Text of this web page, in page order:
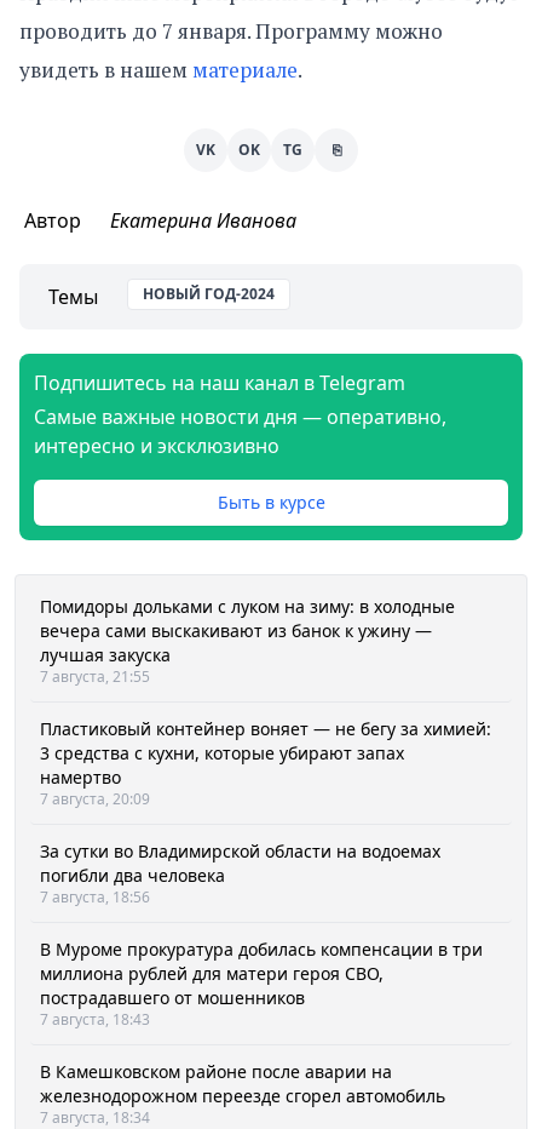
проводить до 7 января. Программу можно
увидеть в нашемматериале.
VK OK TG ⎘
Автор Екатерина Иванова
Темы НОВЫЙ ГОД-2024
Подпишитесь на наш канал в Telegram
Самые важные новости дня — оперативно,
интересно и эксклюзивно
Быть в курсе
Помидоры дольками с луком на зиму: в холодные
вечера сами выскакивают из банок к ужину —
лучшая закуска
7 августа, 21:55
Пластиковый контейнер воняет — не бегу за химией:
3 средства с кухни, которые убирают запах
намертво
7 августа, 20:09
За сутки во Владимирской области на водоемах
погибли два человека
7 августа, 18:56
В Муроме прокуратура добилась компенсации в три
миллиона рублей для матери героя СВО,
пострадавшего от мошенников
7 августа, 18:43
В Камешковском районе после аварии на
железнодорожном переезде сгорел автомобиль
7 августа, 18:34